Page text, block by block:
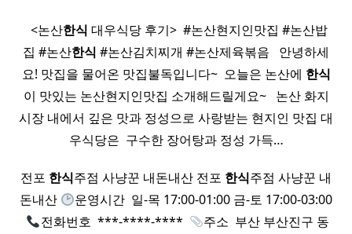
​ ​ <논산한식 대우식당 후기> ​ #논산현지인맛집 #논산밥
집 #논산한식 #논산김치찌개 #논산제육볶음 ​ ​ 안녕하세
요! 맛집을 물어온 맛집불독입니다~ ​ 오늘은 논산에 한식
이 맛있는 논산현지인맛집 소개해드릴게요~ ​ ​ 논산 화지
시장 내에서 깊은 맛과 정성으로 사랑받는 현지인 맛집 대
우식당은 ​ 구수한 장어탕과 정성 가득…
전포 한식주점 사냥꾼 내돈내산 전포 한식주점 사냥꾼 내
돈내산
운영시간 ​ 일-목 17:00-01:00 금-토 17:00-03:00
전화번호 ​ ***-****-**** ​
주소 ​ 부산 부산진구 동